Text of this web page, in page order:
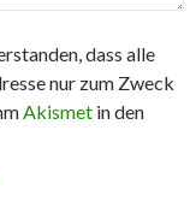
dass alle
nur zum Zweck
Akismet in den